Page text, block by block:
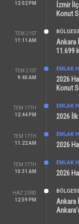
12:02 PM
İzmir
Konut
TEM 21ST
11:11 AM
Ankara
11.699
TEM 21ST
9:40 AM
EMLAK
2026
Konut
TEM 17TH
12:44 PM
EMLAK
2026 İlk
TEM 17TH
11:22 AM
EMLAK
2026
TEM 17TH
10:31 AM
EMLAK
2026
HAZ 23RD
12:59 PM
Ankara